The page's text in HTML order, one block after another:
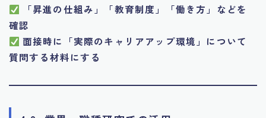
「昇進の仕組み」「教育制度」「働き方」などを
確認
面接時に「実際のキャリアアップ環境」について
質問する材料にする